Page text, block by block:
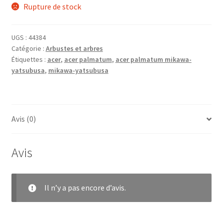
Rupture de stock
UGS : 44384
Catégorie : Arbustes et arbres
Étiquettes : acer, acer palmatum, acer palmatum mikawa-
yatsubusa, mikawa-yatsubusa
Avis (0)
Avis
Il n’y a pas encore d’avis.